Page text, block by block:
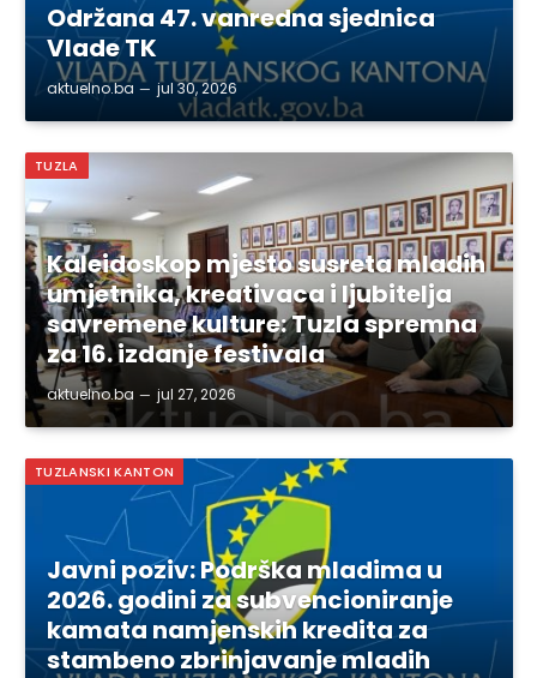
Održana 47. vanredna sjednica
Vlade TK
aktuelno.ba jul 30, 2026
TUZLA
Kaleidoskop mjesto susreta mladih
umjetnika, kreativaca i ljubitelja
savremene kulture: Tuzla spremna
za 16. izdanje festivala
aktuelno.ba jul 27, 2026
TUZLANSKI KANTON
Javni poziv: Podrška mladima u
2026. godini za subvencioniranje
kamata namjenskih kredita za
stambeno zbrinjavanje mladih